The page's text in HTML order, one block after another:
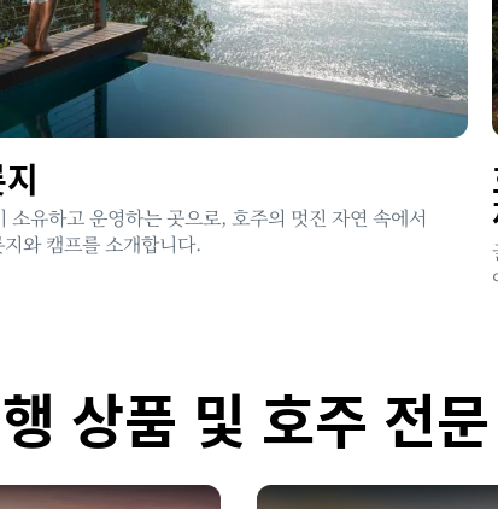
소유하고 운영하는 곳으로, 호주의 멋진 자연 속에서
와 캠프를 소개합니다.
상품 및 호주 전